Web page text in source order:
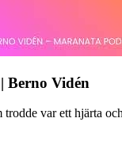
Berno Vidén
trodde var ett hjärta